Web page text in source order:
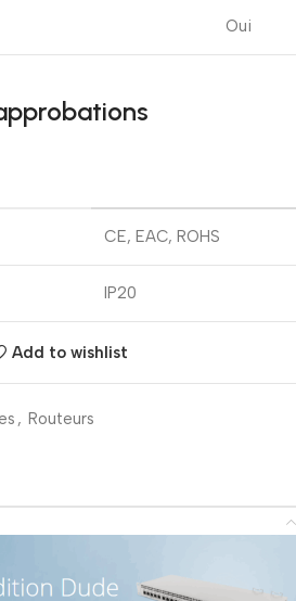
Oui
CE, EAC, ROHS
IP20
Add to wishlist
, Routeurs